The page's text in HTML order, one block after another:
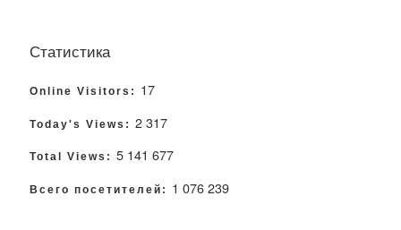
Статистика
Online Visitors: 17
Today's Views: 2 317
Total Views: 5 141 677
Всего посетителей: 1 076 239